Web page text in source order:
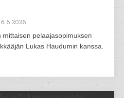
6.6.2026
pelaajasopimuksen
Lukas Haudumin kanssa.